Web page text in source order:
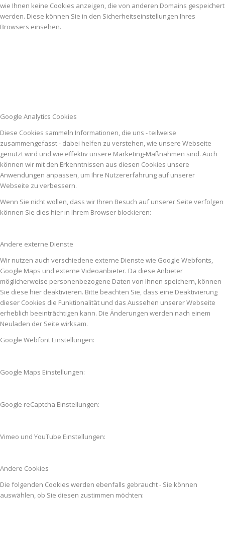
wie Ihnen keine Cookies anzeigen, die von anderen Domains gespeichert
werden. Diese können Sie in den Sicherheitseinstellungen Ihres
Browsers einsehen.
Google Analytics Cookies
Diese Cookies sammeln Informationen, die uns - teilweise
zusammengefasst - dabei helfen zu verstehen, wie unsere Webseite
genutzt wird und wie effektiv unsere Marketing-Maßnahmen sind. Auch
können wir mit den Erkenntnissen aus diesen Cookies unsere
Anwendungen anpassen, um Ihre Nutzererfahrung auf unserer
Webseite zu verbessern.
Wenn Sie nicht wollen, dass wir Ihren Besuch auf unserer Seite verfolgen
können Sie dies hier in Ihrem Browser blockieren:
Andere externe Dienste
Wir nutzen auch verschiedene externe Dienste wie Google Webfonts,
Google Maps und externe Videoanbieter. Da diese Anbieter
möglicherweise personenbezogene Daten von Ihnen speichern, können
Sie diese hier deaktivieren. Bitte beachten Sie, dass eine Deaktivierung
dieser Cookies die Funktionalität und das Aussehen unserer Webseite
erheblich beeinträchtigen kann. Die Änderungen werden nach einem
Neuladen der Seite wirksam.
Google Webfont Einstellungen:
Google Maps Einstellungen:
Google reCaptcha Einstellungen:
Vimeo und YouTube Einstellungen:
Andere Cookies
Die folgenden Cookies werden ebenfalls gebraucht - Sie können
auswählen, ob Sie diesen zustimmen möchten: